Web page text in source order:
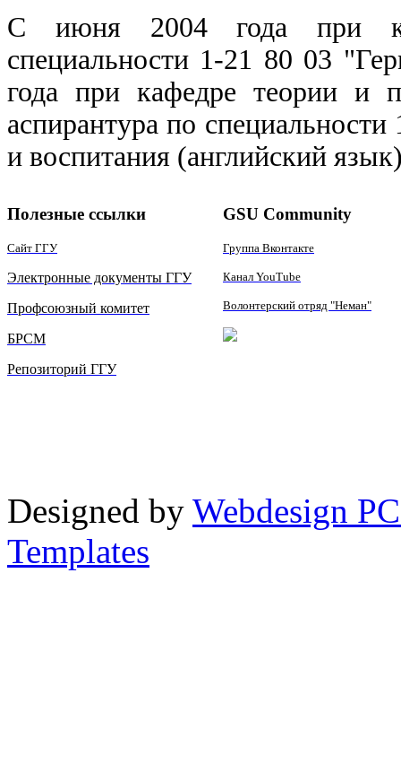
С июня 2004 года при
специальности 1-21 80 03
года при кафедре теории и
аспирантура по
и воспитания (английский
Полезные ссылки
Сайт ГГУ
Электронные документы ГГУ
Профсоюзный комитет
БРСМ
Репозиторий ГГУ
GSU Community
Группа Вконтакте
Канал YouTube
Волонтерский отряд "Неман"
Designed by Webdesign
Templates